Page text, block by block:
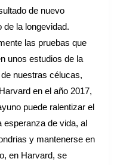
de nuevo
de la longevidad.
las pruebas que
unos estudios de la
nuestras célucas,
en el año 2017,
puede ralentizar el
esperanza de vida, al
y mantenerse en
en Harvard, se